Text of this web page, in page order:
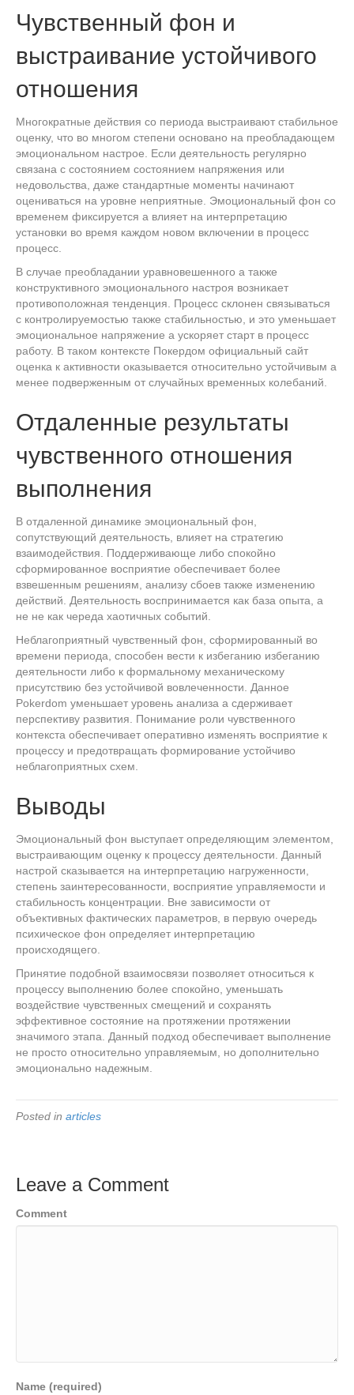
Чувственный фон и
выстраивание устойчивого
отношения
Многократные действия со периода выстраивают стабильное
оценку, что во многом степени основано на преобладающем
эмоциональном настрое. Если деятельность регулярно
связана с состоянием состоянием напряжения или
недовольства, даже стандартные моменты начинают
оцениваться на уровне неприятные. Эмоциональный фон со
временем фиксируется а влияет на интерпретацию
установки во время каждом новом включении в процесс
процесс.
В случае преобладании уравновешенного а также
конструктивного эмоционального настроя возникает
противоположная тенденция. Процесс склонен связываться
с контролируемостью также стабильностью, и это уменьшает
эмоциональное напряжение а ускоряет старт в процесс
работу. В таком контексте Покердом официальный сайт
оценка к активности оказывается относительно устойчивым а
менее подверженным от случайных временных колебаний.
Отдаленные результаты
чувственного отношения
выполнения
В отдаленной динамике эмоциональный фон,
сопутствующий деятельность, влияет на стратегию
взаимодействия. Поддерживающе либо спокойно
сформированное восприятие обеспечивает более
взвешенным решениям, анализу сбоев также изменению
действий. Деятельность воспринимается как база опыта, а
не не как череда хаотичных событий.
Неблагоприятный чувственный фон, сформированный во
времени периода, способен вести к избеганию избеганию
деятельности либо к формальному механическому
присутствию без устойчивой вовлеченности. Данное
Pokerdom уменьшает уровень анализа а сдерживает
перспективу развития. Понимание роли чувственного
контекста обеспечивает оперативно изменять восприятие к
процессу и предотвращать формирование устойчиво
неблагоприятных схем.
Выводы
Эмоциональный фон выступает определяющим элементом,
выстраивающим оценку к процессу деятельности. Данный
настрой сказывается на интерпретацию нагруженности,
степень заинтересованности, восприятие управляемости и
стабильность концентрации. Вне зависимости от
объективных фактических параметров, в первую очередь
психическое фон определяет интерпретацию
происходящего.
Принятие подобной взаимосвязи позволяет относиться к
процессу выполнению более спокойно, уменьшать
воздействие чувственных смещений и сохранять
эффективное состояние на протяжении протяжении
значимого этапа. Данный подход обеспечивает выполнение
не просто относительно управляемым, но дополнительно
эмоционально надежным.
Posted in articles
Leave a Comment
Comment
Name (required)